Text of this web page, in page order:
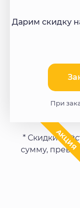
Дарим скидку
При
АКЦИЯ
* Скидки
сумму,